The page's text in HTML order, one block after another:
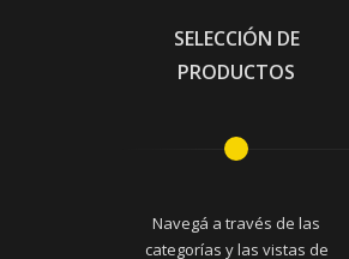
SELECCIÓN DE
PRODUCTOS
Navegá a través de las
categorías y las vistas de